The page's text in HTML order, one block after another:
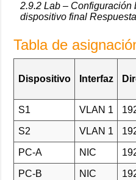
2.9.2 Lab – Configuración
dispositivo final
Tabla de
Dispositivo Interfaz
S1 VLAN 1
S2 VLAN 1
PC-A NIC
PC-B NIC